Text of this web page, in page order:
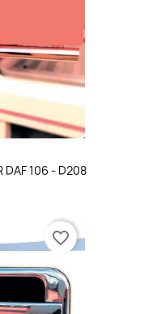
DAF 106 - D208
favorite_border